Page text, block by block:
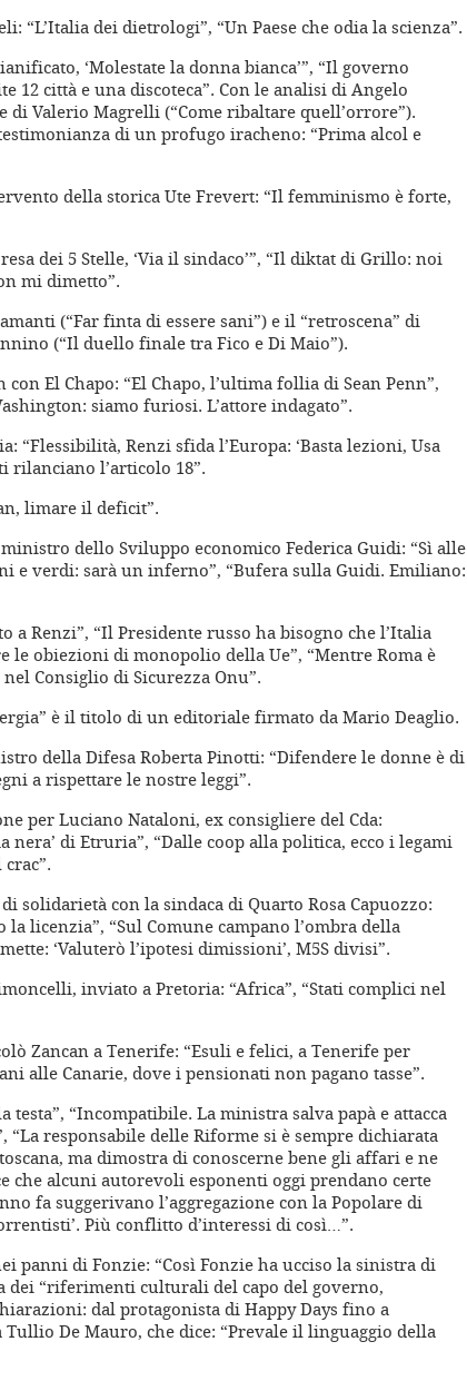
“L’Italia dei dietrologi”, “Un Paese che odia la scienza”.
‘Molestate la donna bianca’”, “Il governo
12 città e una discoteca”. Con le analisi di Angelo
di Valerio Magrelli (“Come ribaltare quell’orrore”).
di un profugo iracheno: “Prima alcol e
della storica Ute Frevert: “Il femminismo è forte,
dei 5 Stelle, ‘Via il sindaco’”, “Il diktat di Grillo: noi
mi dimetto”.
(“Far finta di essere sani”) e il “retroscena” di
(“Il duello finale tra Fico e Di Maio”).
El Chapo: “El Chapo, l’ultima follia di Sean Penn”,
siamo furiosi. L’attore indagato”.
“Flessibilità, Renzi sfida l’Europa: ‘Basta lezioni, Usa
rilanciano l’articolo 18”.
limare il deficit”.
dello Sviluppo economico Federica Guidi: “Sì alle
e verdi: sarà un inferno”, “Bufera sulla Guidi. Emiliano:
a Renzi”, “Il Presidente russo ha bisogno che l’Italia
le obiezioni di monopolio della Ue”, “Mentre Roma è
Consiglio di Sicurezza Onu”.
è il titolo di un editoriale firmato da Mario Deaglio.
della Difesa Roberta Pinotti: “Difendere le donne è di
a rispettare le nostre leggi”.
per Luciano Nataloni, ex consigliere del Cda:
nera’ di Etruria”, “Dalle coop alla politica, ecco i legami
solidarietà con la sindaca di Quarto Rosa Capuozzo:
licenzia”, “Sul Comune campano l’ombra della
‘Valuterò l’ipotesi dimissioni’, M5S divisi”.
inviato a Pretoria: “Africa”, “Stati complici nel
Zancan a Tenerife: “Esuli e felici, a Tenerife per
alle Canarie, dove i pensionati non pagano tasse”.
testa”, “Incompatibile. La ministra salva papà e attacca
“La responsabile delle Riforme si è sempre dichiarata
ma dimostra di conoscerne bene gli affari e ne
che alcuni autorevoli esponenti oggi prendano certe
fa suggerivano l’aggregazione con la Popolare di
Più conflitto d’interessi di così…”.
panni di Fonzie: “Così Fonzie ha ucciso la sinistra di
dei “riferimenti culturali del capo del governo,
dal protagonista di Happy Days fino a
De Mauro, che dice: “Prevale il linguaggio della